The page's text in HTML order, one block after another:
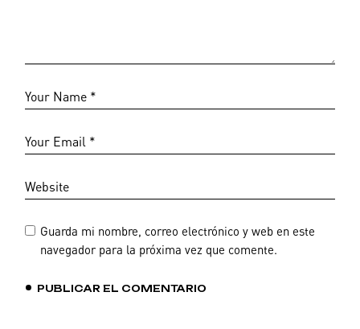
Guarda mi nombre, correo electrónico y web en este
navegador para la próxima vez que comente.
PUBLICAR EL COMENTARIO